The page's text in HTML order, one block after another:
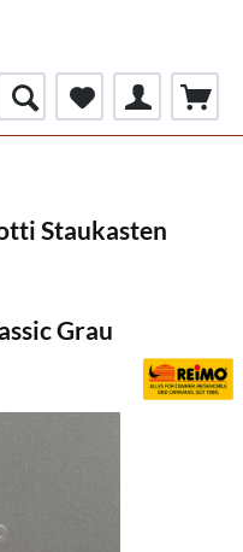
Staukasten
Grau